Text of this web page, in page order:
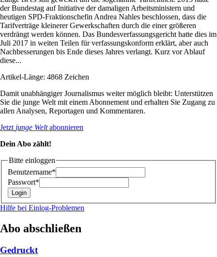
der Bundestag auf Initiative der damaligen Arbeitsministern und
heutigen SPD-Fraktionschefin Andrea Nahles beschlossen, dass die
Tarifverträge kleinerer Gewerkschaften durch die einer größeren
verdrängt werden können. Das Bundesverfassungsgericht hatte dies im
Juli 2017 in weiten Teilen für verfassungskonform erklärt, aber auch
Nachbesserungen bis Ende dieses Jahres verlangt. Kurz vor Ablauf
diese...
Artikel-Länge: 4868 Zeichen
Damit unabhängiger Journalismus weiter möglich bleibt: Unterstützen
Sie die junge Welt mit einem Abonnement und erhalten Sie Zugang zu
allen Analysen, Reportagen und Kommentaren.
Jetzt junge Weltabonnieren
Dein Abo zählt!
Bitte einloggen
Benutzername*
Passwort*
Hilfe bei Einlog-Problemen
Abo abschließen
Gedruckt